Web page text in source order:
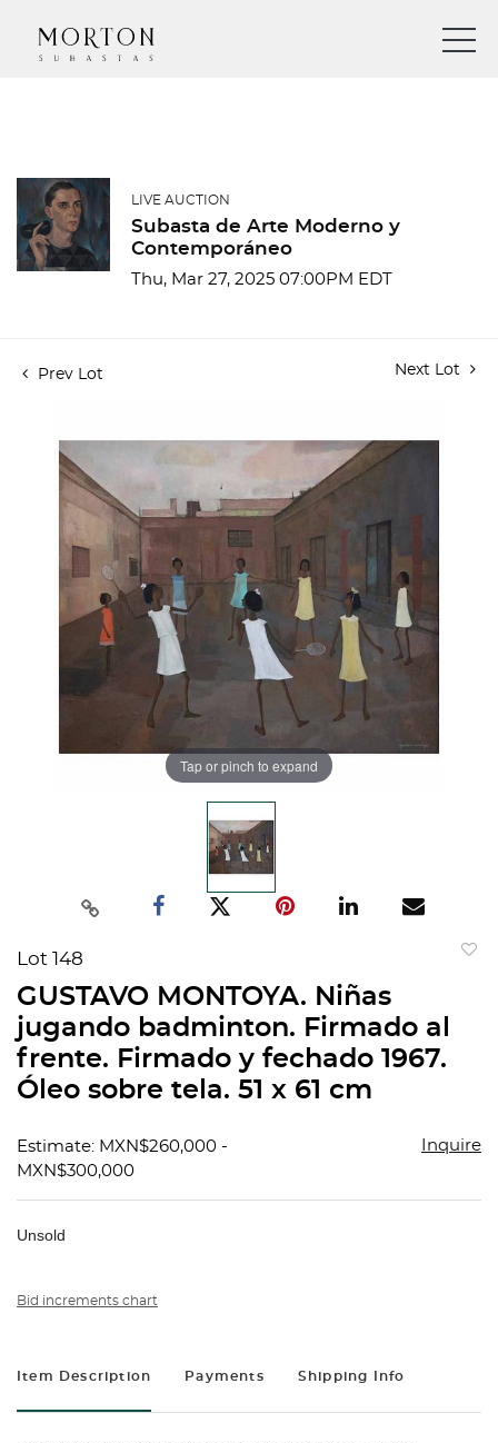
LIVE AUCTION
Subasta de Arte Moderno y
Contemporáneo
Thu, Mar 27, 2025 07:00PM EDT
Prev Lot Next Lot
Tap or pinch to expand
Lot 148
GUSTAVO MONTOYA. Niñas
jugando badminton. Firmado al
frente. Firmado y fechado 1967.
Óleo sobre tela. 51 x 61 cm
Estimate: MXN$260,000 -
MXN$300,000
Inquire
Unsold
Bid increments chart
Item Description Payments Shipping Info